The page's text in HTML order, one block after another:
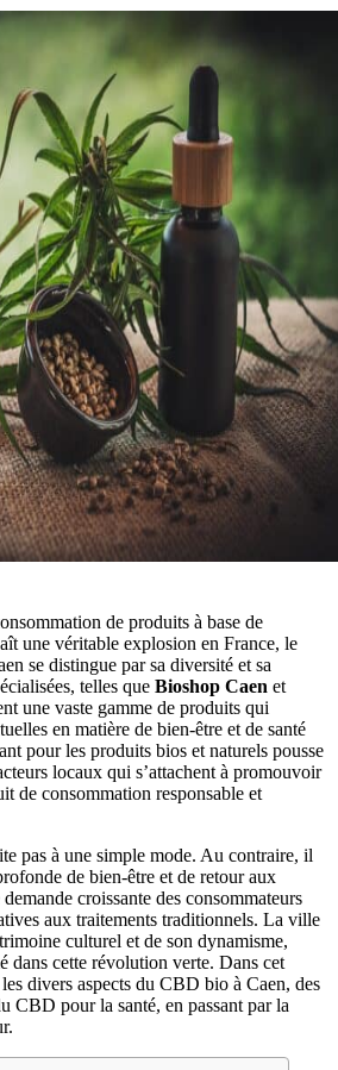
de produits à base de
une véritable explosion en France, le
se distingue par sa diversité et sa
telles que Bioshop Caen et
une vaste gamme de produits qui
en matière de bien-être et de santé
pour les produits bios et naturels pousse
locaux qui s’attachent à promouvoir
de consommation responsable et
pas à une simple mode. Au contraire, il
de bien-être et de retour aux
croissante des consommateurs
aux traitements traditionnels. La ville
culturel et de son dynamisme,
dans cette révolution verte. Dans cet
divers aspects du CBD bio à Caen, des
CBD pour la santé, en passant par la